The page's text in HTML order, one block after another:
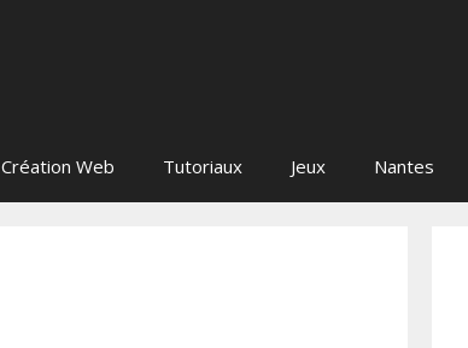
Création Web Tutoriaux Jeux Nantes